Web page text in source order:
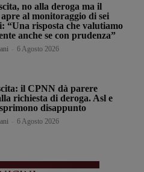
no alla deroga ma il
al monitoraggio di sei
“Una risposta che valutiamo
anche se con prudenza”
6 Agosto 2026
il CPNN dà parere
richiesta di deroga. Asl e
disappunto
6 Agosto 2026